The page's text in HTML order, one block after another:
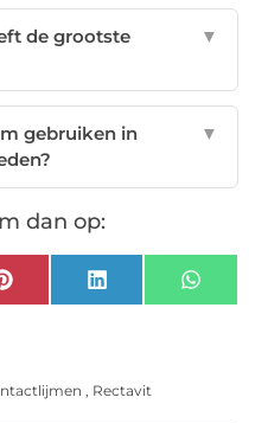
de grootste
▼
gebruiken in
▼
dan op:
Pinterest LinkedIn
, Rectavit